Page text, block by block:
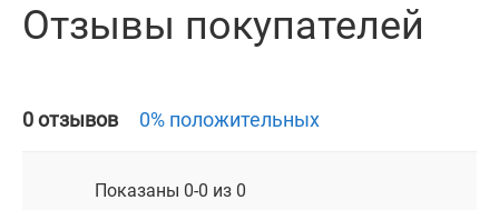
Отзывы покупателей
0 отзывов 0% положительных
Показаны 0-0 из 0